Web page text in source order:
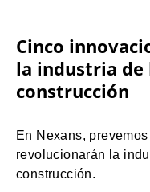
Cinco
la industria de
construcción
En Nexans,
revolucionarán la
construcción.